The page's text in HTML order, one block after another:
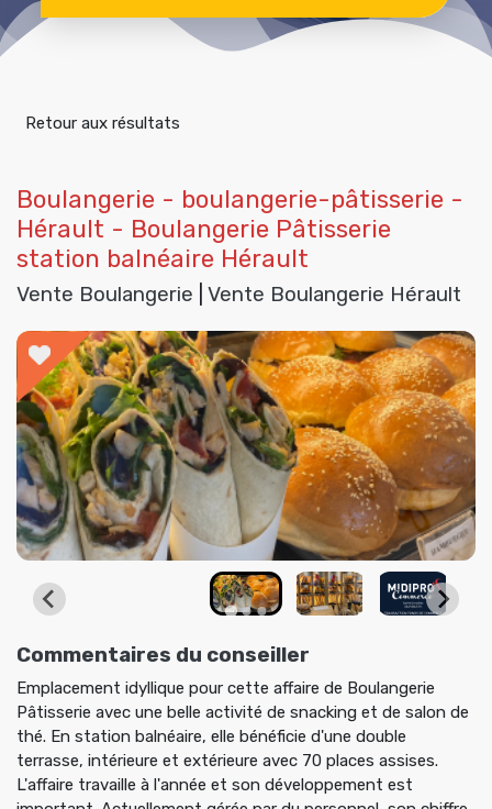
Retour aux résultats
Boulangerie - boulangerie-pâtisserie -
Hérault - Boulangerie Pâtisserie
station balnéaire Hérault
Vente Boulangerie Vente Boulangerie Hérault
Boulangerie
Commentaires du conseiller
Emplacement idyllique pour cette affaire de Boulangerie
Pâtisserie avec une belle activité de snacking et de salon de
thé. En station balnéaire, elle bénéficie d'une double
terrasse, intérieure et extérieure avec 70 places assises.
L'affaire travaille à l'année et son développement est